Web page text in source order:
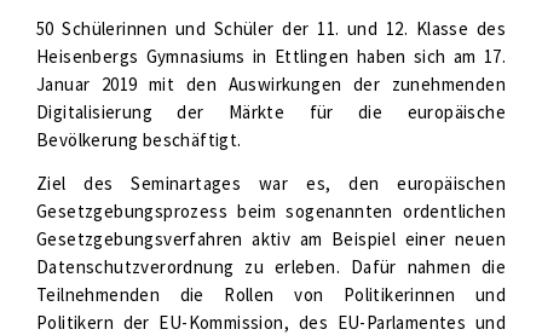
50 Schülerinnen und Schüler der 11. und 12. Klasse des
Heisenbergs Gymnasiums in Ettlingen haben sich am 17.
Januar 2019 mit den Auswirkungen der zunehmenden
Digitalisierung der Märkte für die europäische
Bevölkerung beschäftigt.
Ziel des Seminartages war es, den europäischen
Gesetzgebungsprozess beim sogenannten ordentlichen
Gesetzgebungsverfahren aktiv am Beispiel einer neuen
Datenschutzverordnung zu erleben. Dafür nahmen die
Teilnehmenden die Rollen von Politikerinnen und
Politikern der EU-Kommission, des EU-Parlamentes und